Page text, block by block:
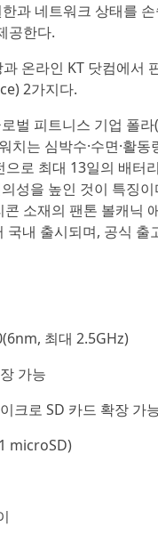
과 네트워크 상태를
공한다.
온라인 KT 닷컴에서
2가지다.
벌 피트니스 기업 폴
치는 심박수·수면·활
로 최대 13일의 배터
성을 높인 것이 특징
소재의 팬톤 볼캐닉
내 출시되며, 공식
최대 2.5GHz)
가능
크로 SD 카드 확장 가
microSD)